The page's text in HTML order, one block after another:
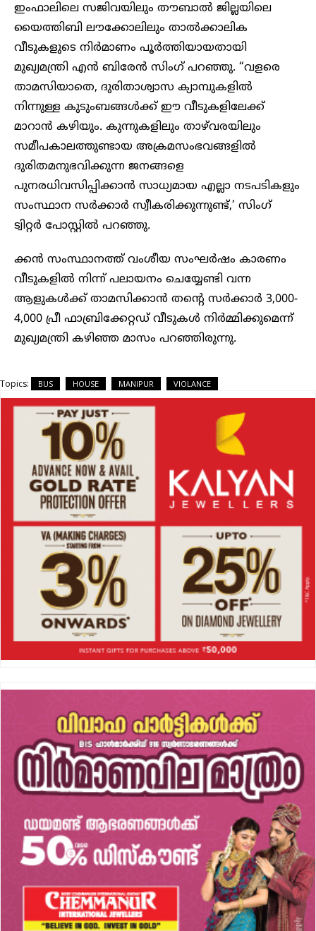
ഇംഫാലിലെ സജിവയിലും തൗബാൽ ജില്ലയിലെ
യൈത്തിബി ലൗക്കോലിലും താൽക്കാലിക
വീടുകളുടെ നിർമാണം പൂർത്തിയായതായി
മുഖ്യമന്ത്രി എൻ ബിരേൻ സിംഗ് പറഞ്ഞു. “വളരെ
താമസിയാതെ, ദുരിതാശ്വാസ ക്യാമ്പുകളിൽ
നിന്നുള്ള കുടുംബങ്ങൾക്ക് ഈ വീടുകളിലേക്ക്
മാറാൻ കഴിയും. കുന്നുകളിലും താഴ്‌വരയിലും
സമീപകാലത്തുണ്ടായ അക്രമസംഭവങ്ങളിൽ
ദുരിതമനുഭവിക്കുന്ന ജനങ്ങളെ
പുനരധിവസിപ്പിക്കാൻ സാധ്യമായ എല്ലാ നടപടികളും
സംസ്ഥാന സർക്കാർ സ്വീകരിക്കുന്നുണ്ട്,’ സിംഗ്
ട്വിറ്റർ പോസ്റ്റിൽ പറഞ്ഞു.
ക്കൻ സംസ്ഥാനത്ത് വംശീയ സംഘർഷം കാരണം
വീടുകളിൽ നിന്ന് പലായനം ചെയ്യേണ്ടി വന്ന
ആളുകൾക്ക് താമസിക്കാൻ തന്റെ സർക്കാർ 3,000-
4,000 പ്രീ ഫാബ്രിക്കേറ്റഡ് വീടുകൾ നിർമ്മിക്കുമെന്ന്
മുഖ്യമന്ത്രി കഴിഞ്ഞ മാസം പറഞ്ഞിരുന്നു.
Topics: BUS HOUSE MANIPUR VIOLANCE